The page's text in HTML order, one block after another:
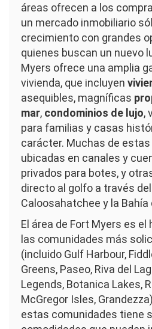
áreas ofrecen a los
un mercado inmobiliario
crecimiento con grandes
quienes buscan un nuevo
Myers ofrece una amplia
vivienda, que incluyen
asequibles, magníficas
mar, condominios de lujo,
para familias y casas
carácter. Muchas de
ubicadas en canales y
privados para botes, y
directo al golfo a través
Caloosahatchee y la Bahía
El área de Fort Myers es el
las comunidades más
(incluido Gulf Harbour,
Greens, Paseo, Riva del
Legends, Botanica Lakes,
McGregor Isles,
estas comunidades tiene